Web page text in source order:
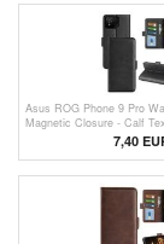
Asus ROG Phone 9 Pro
Magnetic Closure - Calf
7,40